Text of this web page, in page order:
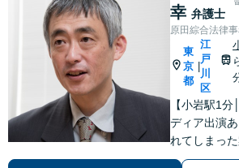
幸 弁護士
原田綜合法律
東
京
都
江
戸
川
区
【小岩駅1
ディア出演
れてしまっ
談し、法的